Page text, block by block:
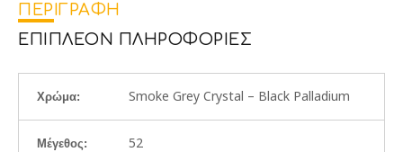
ΠΕΡΙΓΡΑΦΉ
ΕΠΙΠΛΈΟΝ ΠΛΗΡΟΦΟΡΊΕΣ
Χρώμα: Smoke Grey Crystal – Black Palladium
Μέγεθος: 52